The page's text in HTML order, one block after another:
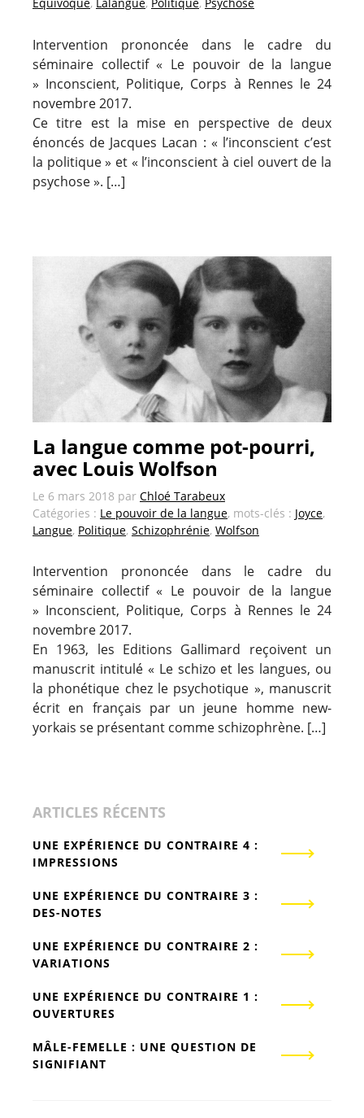
Intervention prononcée dans le cadre du
séminaire collectif « Le pouvoir de la langue
» Inconscient, Politique, Corps à Rennes le 24
novembre 2017.
Ce titre est la mise en perspective de deux
énoncés de Jacques Lacan : « l’inconscient c’est
la politique » et « l’inconscient à ciel ouvert de la
psychose ». […]
La langue comme pot-pourri,
avec Louis Wolfson
Le 6 mars 2018 par Chloé Tarabeux
Catégories : Le pouvoir de la langue, mots-clés : Joyce,
Langue, Politique, Schizophrénie, Wolfson
Intervention prononcée dans le cadre du
séminaire collectif « Le pouvoir de la langue
» Inconscient, Politique, Corps à Rennes le 24
novembre 2017.
En 1963, les Editions Gallimard reçoivent un
manuscrit intitulé « Le schizo et les langues, ou
la phonétique chez le psychotique », manuscrit
écrit en français par un jeune homme new-
yorkais se présentant comme schizophrène. […]
ARTICLES RÉCENTS
UNE EXPÉRIENCE DU CONTRAIRE 4 :
IMPRESSIONS
UNE EXPÉRIENCE DU CONTRAIRE 3 :
DES-NOTES
UNE EXPÉRIENCE DU CONTRAIRE 2 :
VARIATIONS
UNE EXPÉRIENCE DU CONTRAIRE 1 :
OUVERTURES
MÂLE-FEMELLE : UNE QUESTION DE
SIGNIFIANT